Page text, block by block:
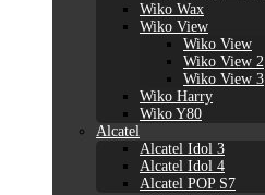
Wiko Wax
Wiko View
Wiko View
Wiko View 2
Wiko View 3
Wiko Harry
Wiko Y80
Alcatel
Alcatel Idol 3
Alcatel Idol 4
Alcatel POP S7